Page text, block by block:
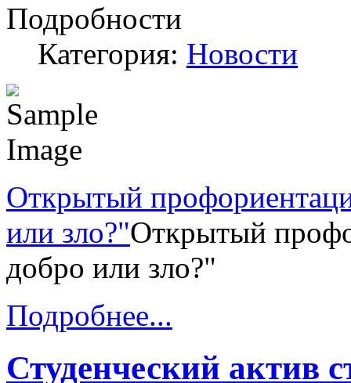
Подробности
Категория: Новости
Открытый
или зло?"Открытый
добро или зло?"
Подробнее...
Студенческий актив